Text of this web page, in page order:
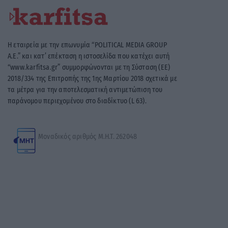
2018/334 της Επιτροπής της 1ης Μαρτίου 2018 σχετικά με
τα μέτρα για την αποτελεσματική αντιμετώπιση του
Μοναδικός αριθμός Μ.Η.Τ. 262048